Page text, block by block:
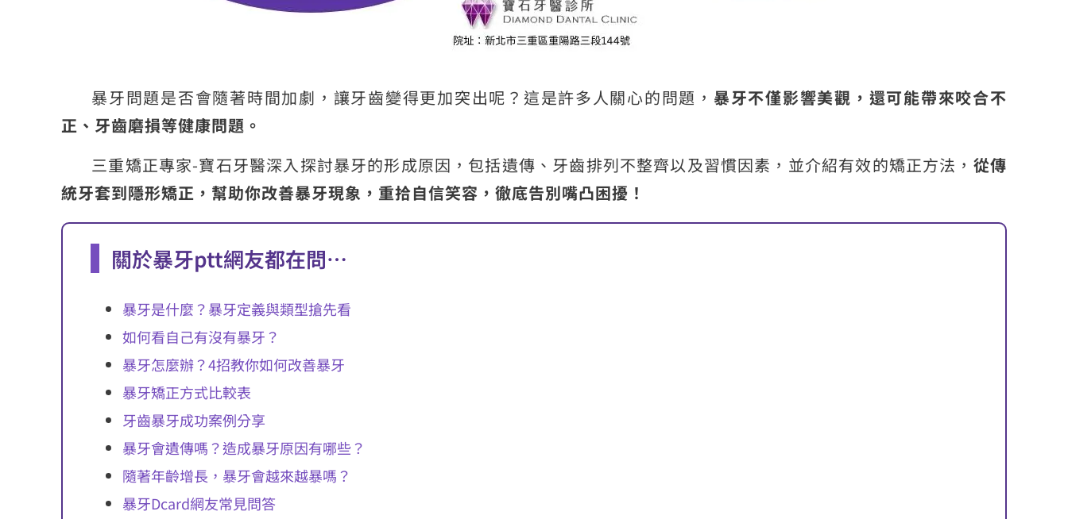
暴牙問題是否會隨著時間加劇，讓牙齒變得更加突出呢？這是許多人關心的問題， 暴牙不僅影響美觀，還可能帶來咬合不
正、牙齒磨損等健康問題。
三重矯正專家-寶石牙醫深入探討暴牙的形成原因，包括遺傳、牙齒排列不整齊以及習慣因素，並介紹有效的矯正方法， 從傳
統牙套到隱形矯正，幫助你改善暴牙現象，重拾自信笑容，徹底告別嘴凸困擾！
關於暴牙ptt網友都在問…
暴牙是什麼？暴牙定義與類型搶先看
如何看自己有沒有暴牙？
暴牙怎麼辦？4招教你如何改善暴牙
暴牙矯正方式比較表
牙齒暴牙成功案例分享
暴牙會遺傳嗎？造成暴牙原因有哪些？
隨著年齡增長，暴牙會越來越暴嗎？
暴牙Dcard網友常見問答